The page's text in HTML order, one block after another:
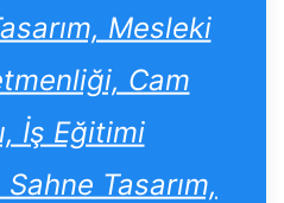
Mesleki
Cam
İş Eğitimi
Tasarım,